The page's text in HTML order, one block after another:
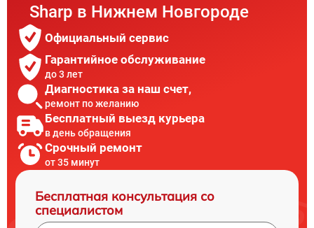
Sharp в Нижнем Новгороде
Официальный сервис
Гарантийное обслуживание
до 3 лет
Диагностика за наш счет,
ремонт по желанию
Бесплатный выезд курьера
в день обращения
Срочный ремонт
от 35 минут
Бесплатная консультация со
специалистом